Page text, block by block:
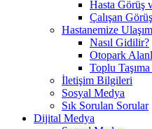
Hasta Görüş
Çalışan
Hastanemize Ulaşım
Nasıl Gidilir?
Otopark
Toplu
İletişim Bilgileri
Sosyal Medya
Sık Sorulan Sorular
Dijital Medya